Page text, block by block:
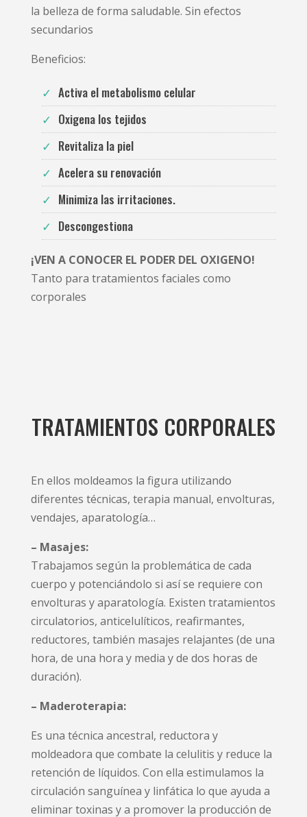
la belleza de forma saludable. Sin efectos
secundarios
Beneficios:
Activa el metabolismo celular
Oxigena los tejidos
Revitaliza la piel
Acelera su renovación
Minimiza las irritaciones.
Descongestiona
¡VEN A CONOCER EL PODER DEL OXIGENO!
Tanto para tratamientos faciales como
corporales
TRATAMIENTOS CORPORALES
En ellos moldeamos la figura utilizando
diferentes técnicas, terapia manual, envolturas,
vendajes, aparatología…
– Masajes:
Trabajamos según la problemática de cada
cuerpo y potenciándolo si así se requiere con
envolturas y aparatología. Existen tratamientos
circulatorios, anticelulíticos, reafirmantes,
reductores, también masajes relajantes (de una
hora, de una hora y media y de dos horas de
duración).
– Maderoterapia:
Es una técnica ancestral, reductora y
moldeadora que combate la celulitis y reduce la
retención de líquidos. Con ella estimulamos la
circulación sanguínea y linfática lo que ayuda a
eliminar toxinas y a promover la producción de